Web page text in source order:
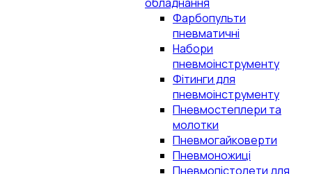
Фарбопульти
пневматичні
Набори
пневмоінструменту
Фітинги для
пневмоінструменту
Пневмостеплери та
молотки
Пневмогайковерти
Пневмоножиці
Пневмопістолети для